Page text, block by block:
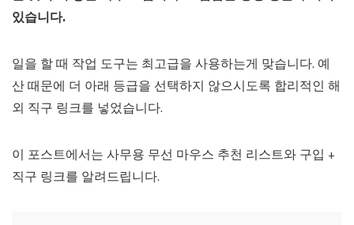
있습니다.
일을 할 때 작업 도구는 최고급을 사용하는게 맞습니다. 예
산 때문에 더 아래 등급을 선택하지 않으시도록 합리적인 해
외 직구 링크를 넣었습니다.
이 포스트에서는 사무용 무선 마우스 추천 리스트와 구입 +
직구 링크를 알려드립니다.